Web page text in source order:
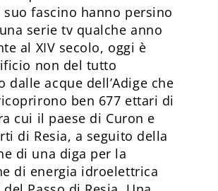
fascino hanno persino
serie tv qualche anno
al XIV secolo, oggi è
non del tutto
dalle acque dell’Adige che
ben 677 ettari di
cui il paese di Curon e
di Resia, a seguito della
di una diga per la
di energia idroelettrica